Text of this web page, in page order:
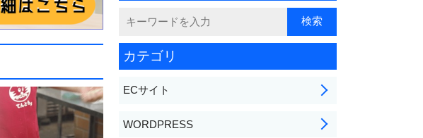
カテゴリ
ECサイト
WORDPRESS